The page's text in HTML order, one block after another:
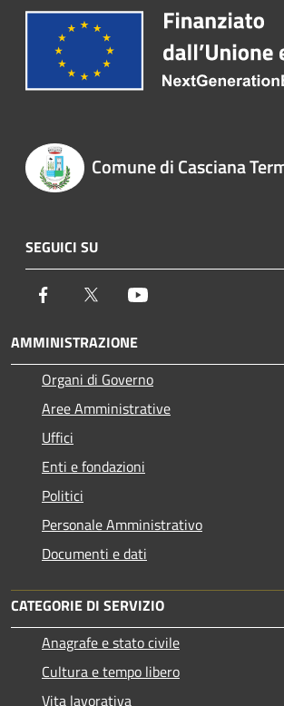
Comune di Casciana
SEGUICI SU
Facebook Twitter
AMMINISTRAZIONE
Organi di Governo
Aree Amministrative
Uffici
Enti e fondazioni
Politici
Personale Amministrativo
Documenti e dati
CATEGORIE DI SERVIZIO
Anagrafe e stato civile
Cultura e tempo libero
Vita lavorativa